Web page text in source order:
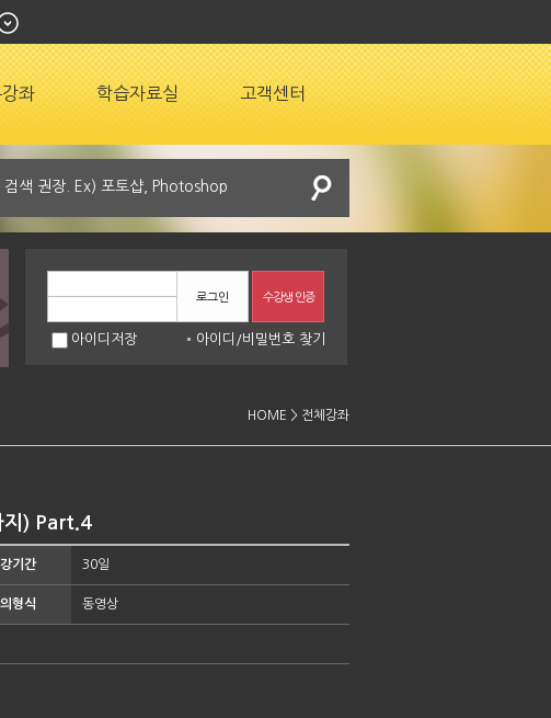
좌 학습자료실 고객센터
로그인 수강생 인증
아이디저장 아이디 /비밀번호 찾기
HOME > 전체강좌
지) Part.4
기간 30일
형식 동영상